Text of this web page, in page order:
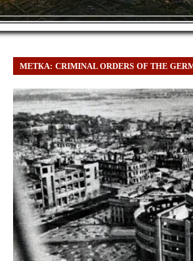
МЕТКА:CRIMINAL ORDERS OF THE